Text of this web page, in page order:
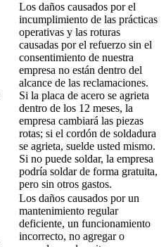
Los daños causados ​​por el
incumplimiento de las prácticas
operativas y las roturas
causadas por el refuerzo sin el
consentimiento de nuestra
empresa no están dentro del
alcance de las reclamaciones.
Si la placa de acero se agrieta
dentro de los 12 meses, la
empresa cambiará las piezas
rotas; si el cordón de soldadura
se agrieta, suelde usted mismo.
Si no puede soldar, la empresa
podría soldar de forma gratuita,
pero sin otros gastos.
Los daños causados ​​por un
mantenimiento regular
deficiente, un funcionamiento
incorrecto, no agregar o